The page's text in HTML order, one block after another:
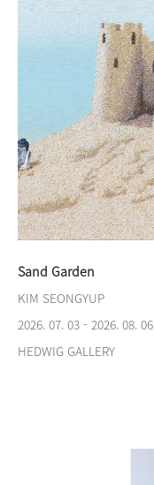
Sand Garden
KIM SEONGYUP
2026. 07. 03 - 2026. 08. 06
HEDWIG GALLERY